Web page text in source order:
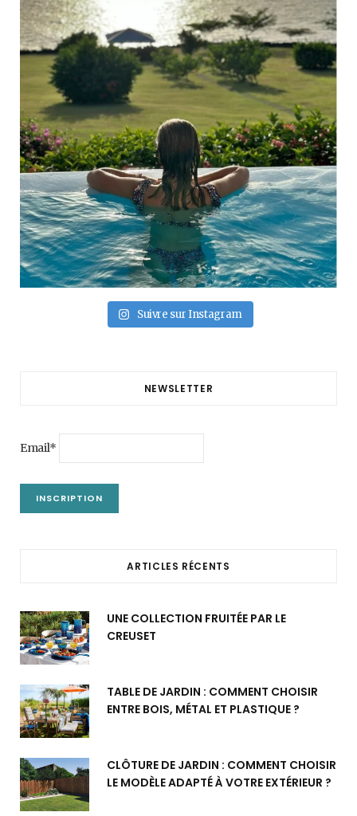
Suivre sur Instagram
NEWSLETTER
Email*
ARTICLES RÉCENTS
UNE COLLECTION FRUITÉE PAR LE
CREUSET
TABLE DE JARDIN : COMMENT CHOISIR
ENTRE BOIS, MÉTAL ET PLASTIQUE ?
CLÔTURE DE JARDIN : COMMENT CHOISIR
LE MODÈLE ADAPTÉ À VOTRE EXTÉRIEUR ?